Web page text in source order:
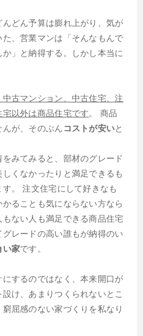
どん予算は膨れ上がり、気が
、営業マンは「そんなもんで
」と納得する。しかし本当に
古マンション、中古住宅、注
以外は商品住宅です。 商品
が、そのぶん コストが安いと
みてみると、部材のグレード
くなかったりと満足できるも
。 注文住宅にして好きなも
ることも気にならない方なら
ない人も満足できる商品住宅
レードの高い誰もが納得のい
い家です。
するのではなく、本来開口が
け、あまりつくられないとこ
屈感のない家づくりを私なり